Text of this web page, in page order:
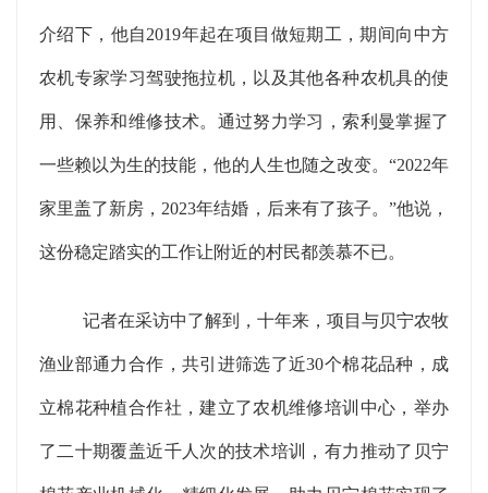
介绍下，他自2019年起在项目做短期工，期间向中方
农机专家学习驾驶拖拉机，以及其他各种农机具的使
用、保养和维修技术。通过努力学习，索利曼掌握了
一些赖以为生的技能，他的人生也随之改变。“2022年
家里盖了新房，2023年结婚，后来有了孩子。”他说，
这份稳定踏实的工作让附近的村民都羡慕不已。
记者在采访中了解到，十年来，项目与贝宁农牧
渔业部通力合作，共引进筛选了近30个棉花品种，成
立棉花种植合作社，建立了农机维修培训中心，举办
了二十期覆盖近千人次的技术培训，有力推动了贝宁